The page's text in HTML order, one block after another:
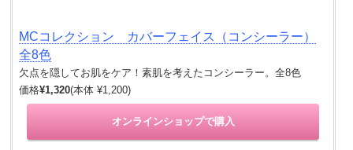
MCコレクション カバーフェイス（コンシーラー）
全8色
欠点を隠してお肌をケア！素肌を考えたコンシーラー。全8色
価格¥1,320(本体 ¥1,200)
オンラインショップで購入